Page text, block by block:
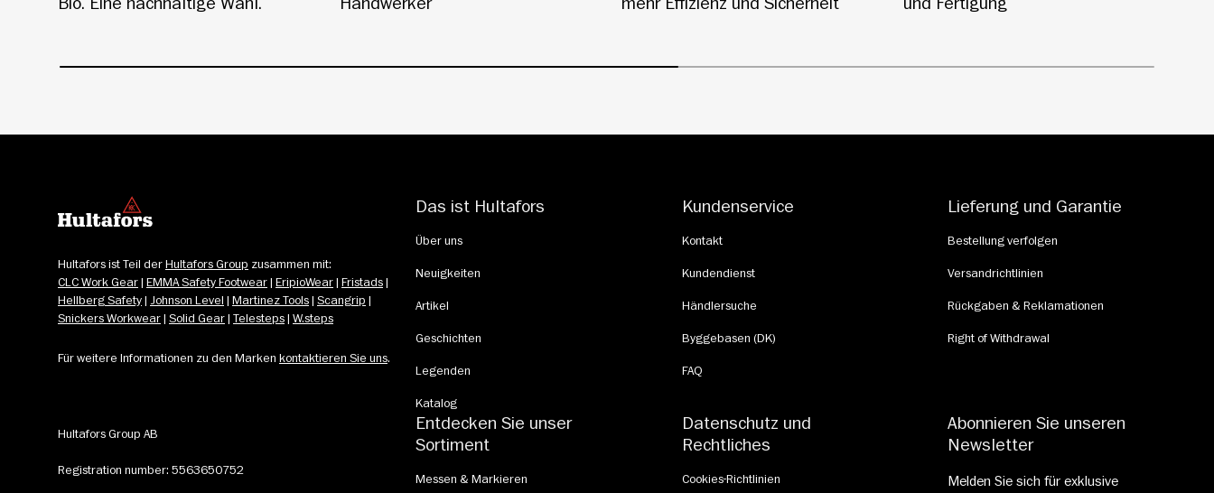
Hultafors ist Teil der Hultafors Group zusammen mit:
CLC Work Gear | EMMA Safety Footwear | EripioWear | Fristads
Hellberg Safety | Johnson Level | Martinez Tools | Scangrip
Snickers Workwear | Solid Gear | Telesteps | W.steps
Für weitere Informationen zu den Marken kontaktieren Sie uns.
Hultafors Group AB
Registration number: 5563650752
Das ist Hultafors
Über uns
Neuigkeiten
Artikel
Geschichten
Legenden
Katalog
Kundenservice
Kontakt
Kundendienst
Händlersuche
Byggebasen (DK)
FAQ
Lieferung und Garantie
Bestellung verfolgen
Versandrichtlinien
Rückgaben & Reklamationen
Right of Withdrawal
Entdecken Sie unser
Sortiment
Messen & Markieren
Datenschutz und
Rechtliches
Cookies-Richtlinien
Abonnieren Sie unseren
Newsletter
Melden Sie sich für exklusive